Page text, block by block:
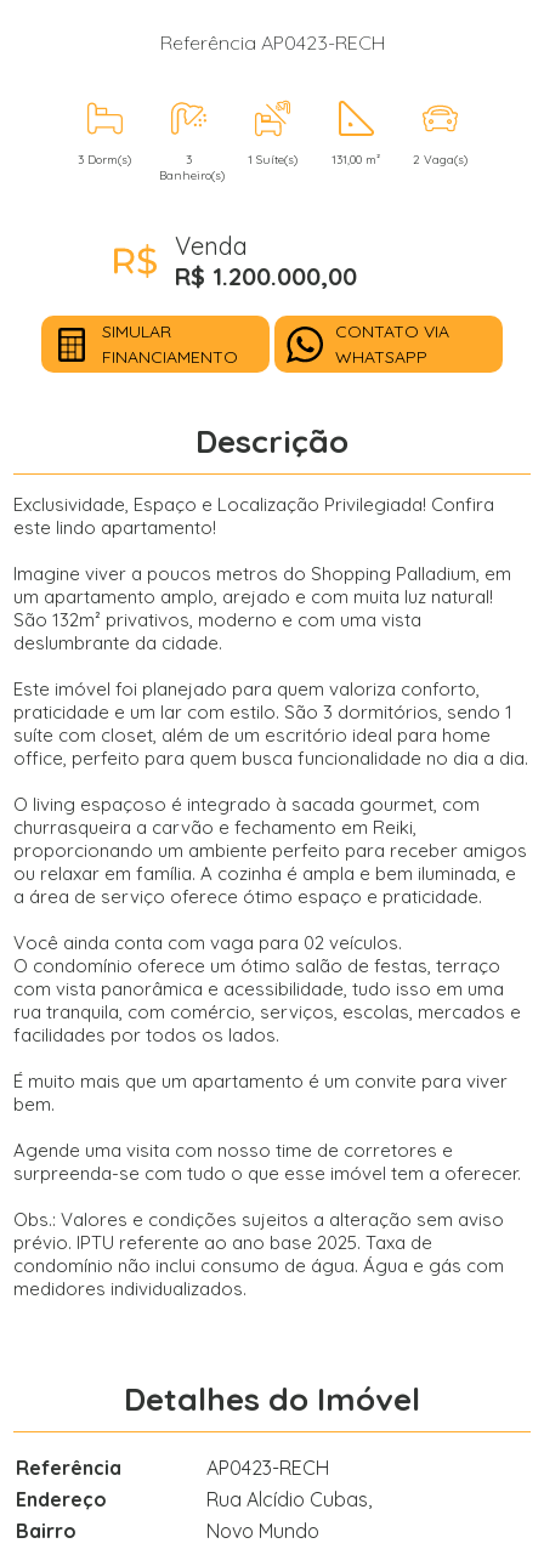
Referência AP0423-RECH
3 Dorm(s)
3
Banheiro(s)
1 Suíte(s) 131,00 m² 2 Vaga(s)
Venda
R$ 1.200.000,00
SIMULAR
FINANCIAMENTO
CONTATO VIA
WHATSAPP
Descrição
Exclusividade, Espaço e Localização Privilegiada! Confira
este lindo apartamento!
Imagine viver a poucos metros do Shopping Palladium, em
um apartamento amplo, arejado e com muita luz natural!
São 132m² privativos, moderno e com uma vista
deslumbrante da cidade.
Este imóvel foi planejado para quem valoriza conforto,
praticidade e um lar com estilo. São 3 dormitórios, sendo 1
suíte com closet, além de um escritório ideal para home
office, perfeito para quem busca funcionalidade no dia a dia.
O living espaçoso é integrado à sacada gourmet, com
churrasqueira a carvão e fechamento em Reiki,
proporcionando um ambiente perfeito para receber amigos
ou relaxar em família. A cozinha é ampla e bem iluminada, e
a área de serviço oferece ótimo espaço e praticidade.
Você ainda conta com vaga para 02 veículos.
O condomínio oferece um ótimo salão de festas, terraço
com vista panorâmica e acessibilidade, tudo isso em uma
rua tranquila, com comércio, serviços, escolas, mercados e
facilidades por todos os lados.
É muito mais que um apartamento é um convite para viver
bem.
Agende uma visita com nosso time de corretores e
surpreenda-se com tudo o que esse imóvel tem a oferecer.
Obs.: Valores e condições sujeitos a alteração sem aviso
prévio. IPTU referente ao ano base 2025. Taxa de
condomínio não inclui consumo de água. Água e gás com
medidores individualizados.
Detalhes do Imóvel
Referência
AP0423-RECH
Endereço
Rua Alcídio Cubas,
Bairro
Novo Mundo